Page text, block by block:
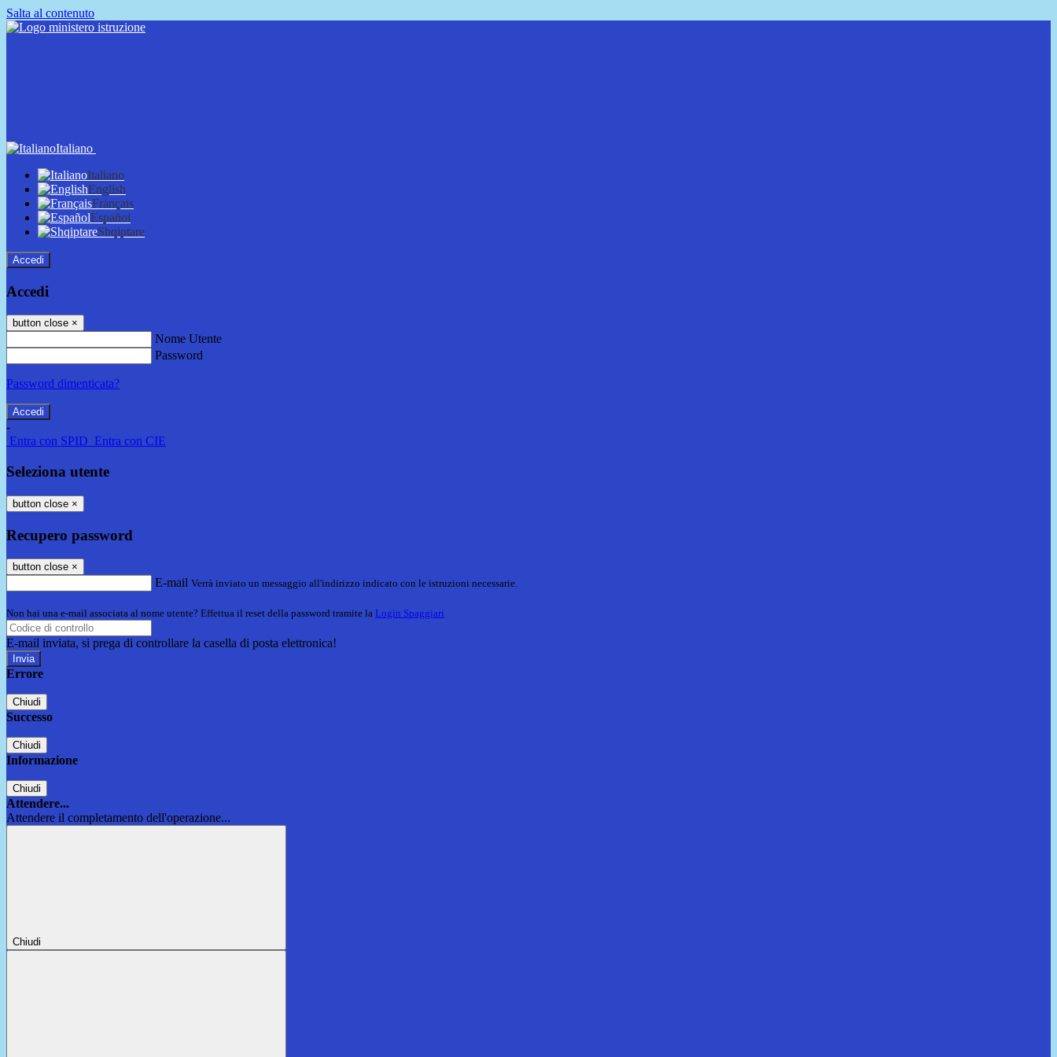
Salta al contenuto
Italiano
Italiano
English
Français
Español
Shqiptare
Accedi
Accedi
button close ×
Nome Utente
Password
Password dimenticata?
-
Entra con SPID Entra con CIE
Seleziona utente
button close ×
Recupero password
button close ×
E-mail Verrà inviato un messaggio all'indirizzo indicato con le istruzioni necessarie.
Non hai una e-mail associata al nome utente? Effettua il reset della password tramite la Login Spaggiari
E-mail inviata, si prega di controllare la casella di posta elettronica!
Errore
Chiudi
Successo
Chiudi
Informazione
Chiudi
Attendere...
Attendere il completamento dell'operazione...
Chiudi